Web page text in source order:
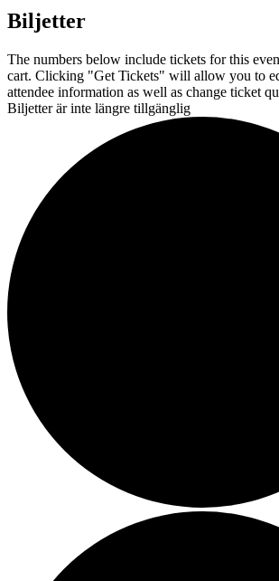
Biljetter
The numbers below include tickets for this
cart. Clicking "Get Tickets" will allow you to
attendee information as well as change ticket
Biljetter är inte längre tillgänglig